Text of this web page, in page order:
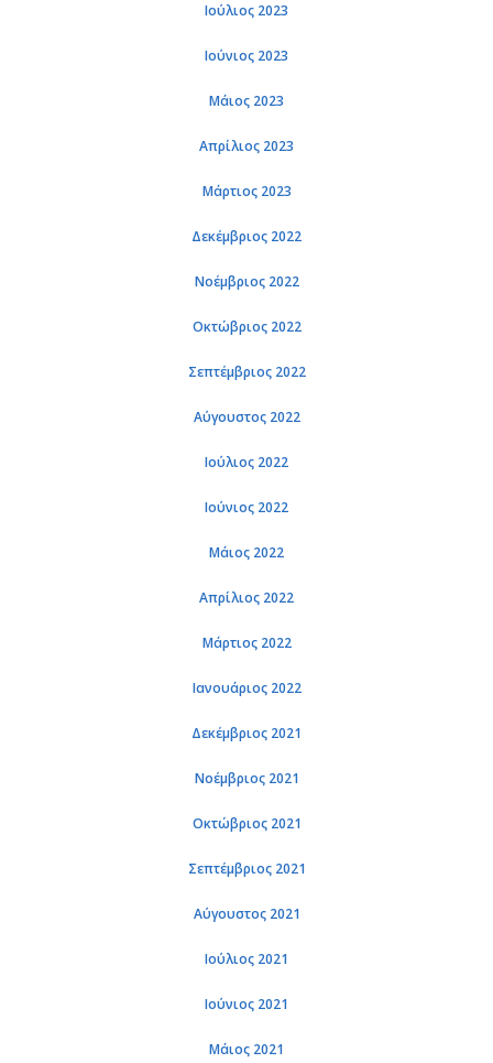
Ιού­λιος 2023
Ιού­νιος 2023
Μάιος 2023
Απρί­λιος 2023
Μάρ­τιος 2023
Δε­κέμ­βριος 2022
Νο­έμ­βριος 2022
Οκτώ­βριος 2022
Σε­πτέμ­βριος 2022
Αύ­γου­στος 2022
Ιού­λιος 2022
Ιού­νιος 2022
Μάιος 2022
Απρί­λιος 2022
Μάρ­τιος 2022
Ια­νουά­ριος 2022
Δε­κέμ­βριος 2021
Νο­έμ­βριος 2021
Οκτώ­βριος 2021
Σε­πτέμ­βριος 2021
Αύ­γου­στος 2021
Ιού­λιος 2021
Ιού­νιος 2021
Μάιος 2021